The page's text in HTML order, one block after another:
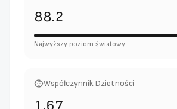
88.2
Najwyższy poziom światowy
Współczynnik Dzietności